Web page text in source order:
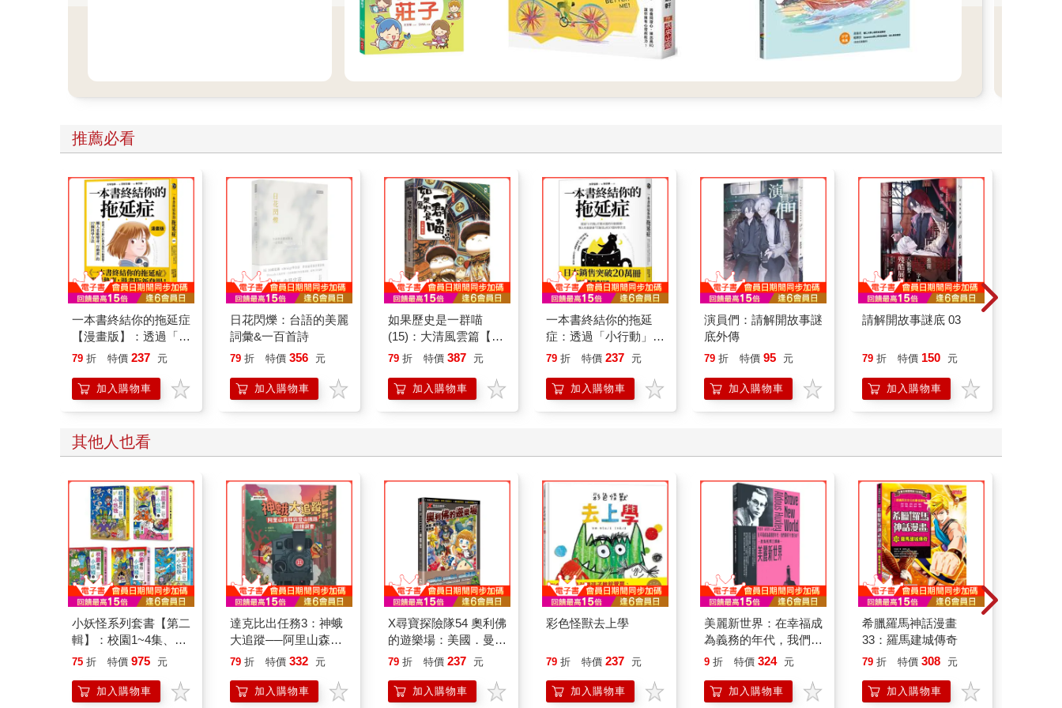
推薦必看
一本書終結你的拖延症
【漫畫版】：透過「小
行動」打開大腦的行動
「行動派」的37個科
學方法
79 折 特價 237 元
加入購物車
日花閃爍：台語的美麗
詞彙&一百首詩
79 折 特價 356 元
加入購物車
如果歷史是一群喵
(15)：大清風雲篇【萌
貓漫畫學歷史】
79 折 特價 387 元
加入購物車
一本書終結你的拖延
症：透過「小行動」打
開大腦的行動開關，懶
的37個科學方法
79 折 特價 237 元
加入購物車
演員們：請解開故事謎
底外傳
79 折 特價 95 元
加入購物車
請解開故事謎底 03
79 折 特價 150 元
加入購物車
其他人也看
小妖怪系列套書【第二
輯】：校園1~4集、交
通工具(共5冊)
75 折 特價 975 元
加入購物車
達克比出任務3：神蛾
大追蹤──阿里山森林
與登山鐵路沿線調查
79 折 特價 332 元
加入購物車
X尋寶探險隊54 奧利佛
的遊樂場：美國．曼哈
頓．籠中鳥
79 折 特價 237 元
加入購物車
彩色怪獸去上學
79 折 特價 237 元
加入購物車
美麗新世界：在幸福成
為義務的年代，我們還
剩下什麼自由？
9 折 特價 324 元
加入購物車
希臘羅馬神話漫畫
33：羅馬建城傳奇
79 折 特價 308 元
加入購物車